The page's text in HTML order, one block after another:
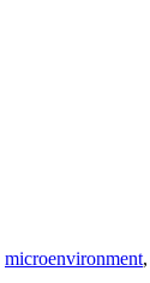
microenvironment,